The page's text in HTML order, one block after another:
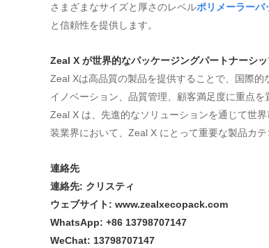
さまざまなサイズと厚さのレベルポリメーラーバ
と信頼性を提供します。
Zeal X が世界的なパッケージングパートナーシ
Zeal Xは高品質の製品を提供することで、国際的
イノベーション、品質管理、顧客満足度に重点を
Zeal X は、先進的なソリューションを通じて世界
装業界において、Zeal X にとって重要な製品カテ
連絡先
連絡先: クリスティ
ウェブサイト: www.zealxecopack.com
WhatsApp: +86 13798707147
WeChat: 13798707147